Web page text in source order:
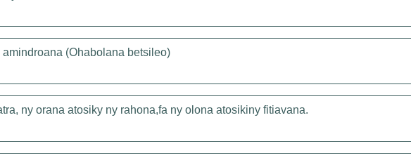
(Ohabolana betsileo)
ny orana atosiky ny rahona,fa ny olona atosikiny fitiavana.